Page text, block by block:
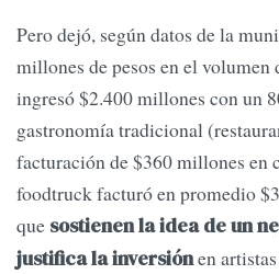
Pero dejó, según datos de la
millones de pesos en el
ingresó $2.400 millones con un
gastronomía tradicional
facturación de $360 millones en
foodtruck facturó en promedio
que sostienen la idea de un
justifica la inversiónen